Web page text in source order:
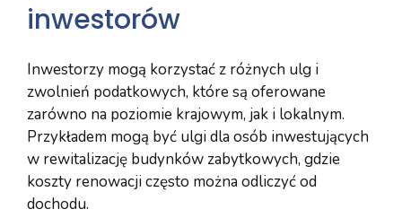
inwestorów
Inwestorzy mogą korzystać z różnych ulg i
zwolnień podatkowych, które są oferowane
zarówno na poziomie krajowym, jak i lokalnym.
Przykładem mogą być ulgi dla osób inwestujących
w rewitalizację budynków zabytkowych, gdzie
koszty renowacji często można odliczyć od
dochodu.